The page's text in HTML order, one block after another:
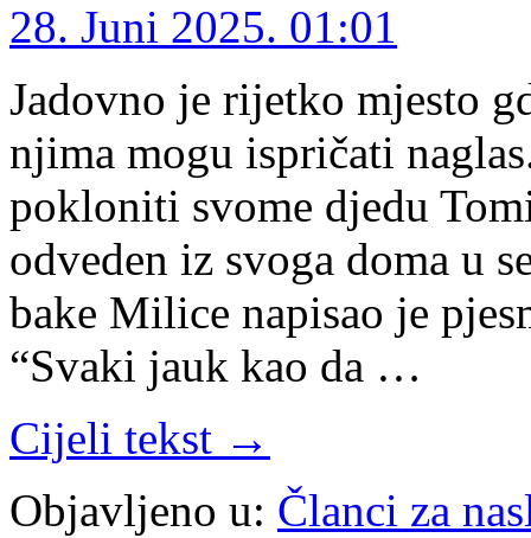
28. Juni 2025. 01:01
Jadovno je rijetko mjesto
njima mogu ispričati
pokloniti svome djedu
odveden iz svoga doma u
bake Milice napisao je
“Svaki jauk kao da …
Cijeli tekst →
Objavljeno u: Članci za